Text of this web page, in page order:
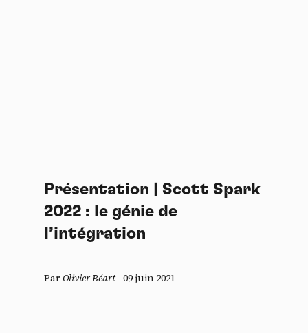
Présentation | Scott Spark
2022 : le génie de
l’intégration
ParOlivier Béart- 09 juin 2021